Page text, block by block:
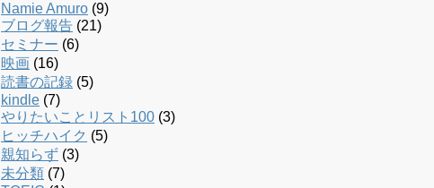
Namie Amuro (9)
ブログ報告 (21)
セミナー (6)
映画 (16)
読書の記録 (5)
kindle (7)
やりたいことリスト100 (3)
ヒッチハイク (5)
親知らず (3)
未分類 (7)